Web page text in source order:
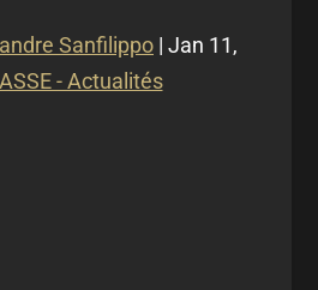
Sanfilippo | Jan 11,
ASSE - Actualités